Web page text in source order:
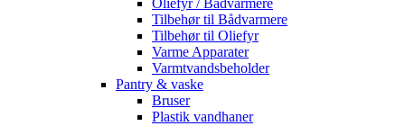
Oliefyr / Bådvarmere
Tilbehør til Bådvarmere
Tilbehør til Oliefyr
Varme Apparater
Varmtvandsbeholder
Pantry & vaske
Bruser
Plastik vandhaner